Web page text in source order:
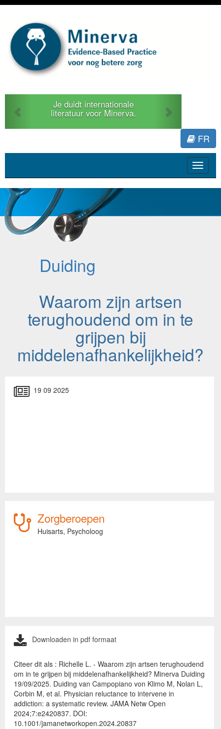
Je duidt internationale
literatuur voor Minerva.
FR
Toggle
Duiding
Waarom zijn artsen
terughoudend om in te
grijpen bij
middelenafhankelijkheid?
19 09 2025
Zorgberoepen
Huisarts, Psycholoog
Downloaden in pdf formaat
Citeer dit als : Richelle L. - Waarom zijn artsen terughoudend
om in te grijpen bij middelenafhankelijkheid? Minerva Duiding
19/09/2025. Duiding van Campopiano von Klimo M, Nolan L,
Corbin M, et al. Physician reluctance to intervene in
addiction: a systematic review. JAMA Netw Open
2024;7:e2420837. DOI:
10.1001/jamanetworkopen.2024.20837